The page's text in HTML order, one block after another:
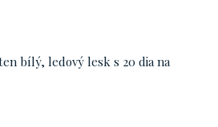
bílý, ledový lesk s 20 dia na